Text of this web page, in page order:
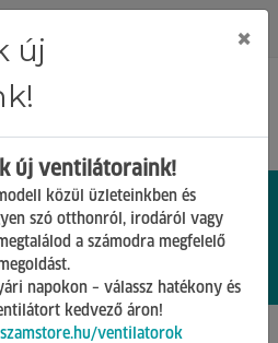
0 0.
új
×
új ventilátoraink!
közül üzleteinkben és
szó otthonról, irodáról vagy
a számodra megfelelő
napokon – válassz hatékony és
kedvező áron!
ventilatorok